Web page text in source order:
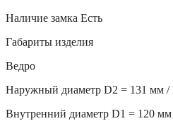
Наличие замка Есть
Габариты изделия
Ведро
Наружный диаметр D2 = 131 мм /
Внутренний диаметр D1 = 120 мм